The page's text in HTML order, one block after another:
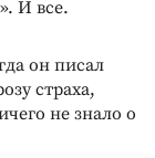
И все.
он писал
страха,
не знало о